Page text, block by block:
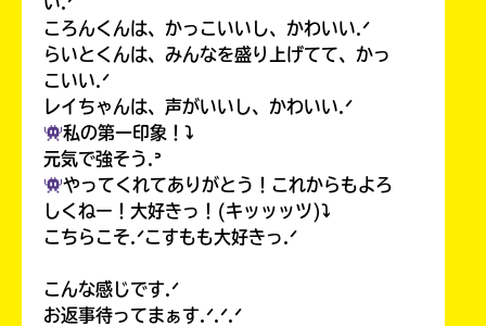
ころんくんは、かっこいいし、かわいい.ᐟ
らいとくんは、みんなを盛り上げてて、かっ
こいい.ᐟ
レイちゃんは、声がいいし、かわいい.ᐟ
私の第一印象！⤵︎
元気で強そう.ᐣ
やってくれてありがとう！これからもよろ
しくねー！大好きっ！(キッッッツ)⤵︎
こちらこそ.ᐟこすもも大好きっ.ᐟ
こんな感じです.ᐟ
お返事待ってまぁす.ᐟ.ᐟ.ᐟ